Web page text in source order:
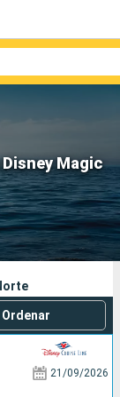
Magic
Ordenar
21/09/2026